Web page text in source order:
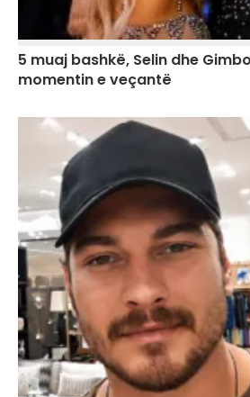
5 muaj bashkë, Selin dhe
momentin e veçantë